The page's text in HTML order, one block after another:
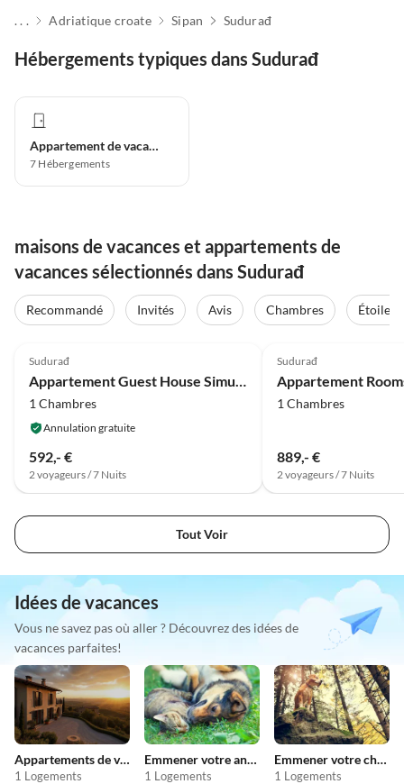
. . . Adriatique croate Sipan Sudurađ
Hébergements typiques dans Sudurađ
Appartement de vacances
7 Hébergements
maisons de vacances et appartements de
vacances sélectionnés dans Sudurađ
Recommandé Invités Avis Chambres
Étoiles
Sudurađ
1 Chambres
Annulation gratuite
592,- €
2 voyageurs / 7 Nuits
Sudurađ
1 Chambres
889,- €
2 voyageurs / 7 Nuits
Tout Voir
Idées de vacances
Vous ne savez pas où aller ? Découvrez des idées de
vacances parfaites!
Appartements de vacances pas chers
1 Logements
Emmener votre animal en vacances
1 Logements
Emmener votre chien en vacances
1 Logements